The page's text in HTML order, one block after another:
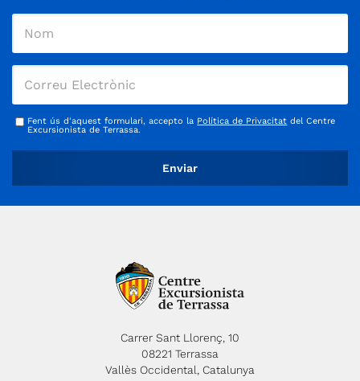
Fent ús d'aquest formulari, accepto la Política de Privacitat del Centre
Excursionista de Terrassa.
Carrer Sant Llorenç, 10
08221 Terrassa
Vallès Occidental, Catalunya